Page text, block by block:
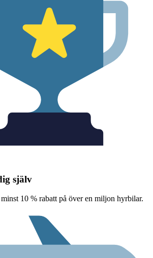
själv
10 % rabatt på över en miljon hyrbilar.